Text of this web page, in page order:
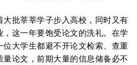
大批莘莘学子步入高校，同时又有
，这一年要饱受论文的洗礼。在学
位大学生都避不开论文检索、查重
论文，前期大量的信息储备必不